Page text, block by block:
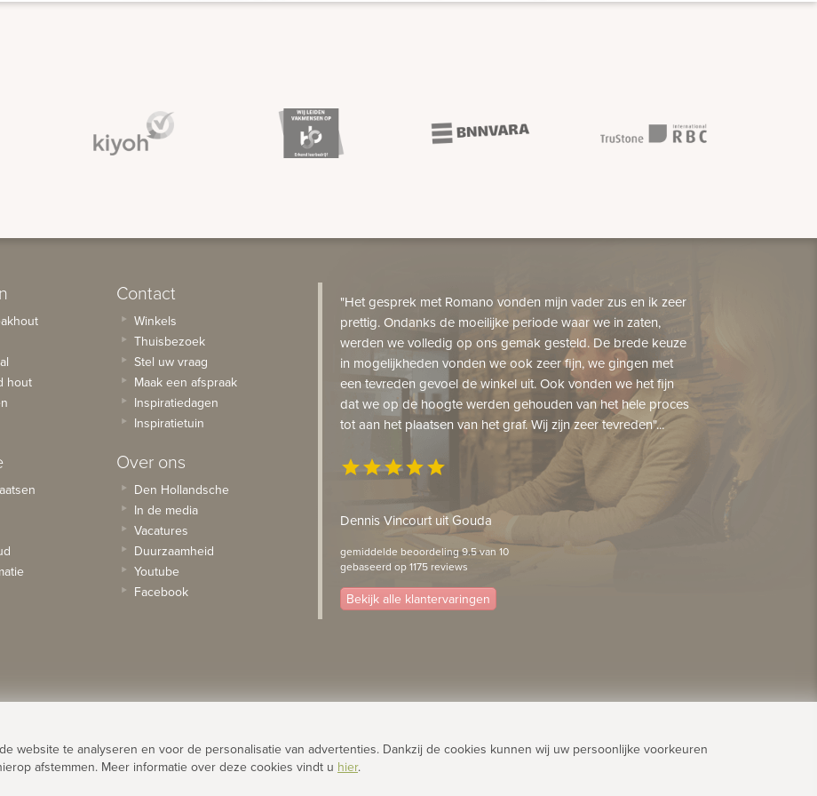
hout
Contact
Winkels
Thuisbezoek
Stel uw vraag
Maak een afspraak
Inspiratiedagen
Inspiratietuin
Over ons
Den Hollandsche
In de media
Vacatures
Duurzaamheid
Youtube
Facebook
"Het gesprek met Romano vonden mijn vader zus en ik zeer
prettig. Ondanks de moeilijke periode waar we in zaten,
werden we volledig op ons gemak gesteld. De brede keuze
in mogelijkheden vonden we ook zeer fijn, we gingen met
een tevreden gevoel de winkel uit. Ook vonden we het fijn
dat we op de hoogte werden gehouden van het hele proces
tot aan het plaatsen van het graf. Wij zijn zeer tevreden"...
starstarstarstarstar
Dennis Vincourt uit Gouda
gemiddelde beoordeling 9.5 van 10
gebaseerd op 1175 reviews
Bekijk alle klantervaringen
website te analyseren en voor de personalisatie van advertenties. Dankzij de cookies kunnen wij uw persoonlijke voorkeuren
afstemmen. Meer informatie over deze cookies vindt u hier.